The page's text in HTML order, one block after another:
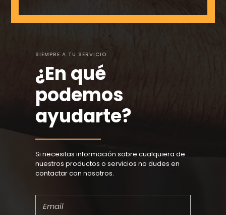
SIEMPRE A TU SERVICIO
¿En qué
podemos
ayudarte?
Si necesitas información sobre cualquiera de
nuestros productos o servicios no dudes en
contactar con nosotros.